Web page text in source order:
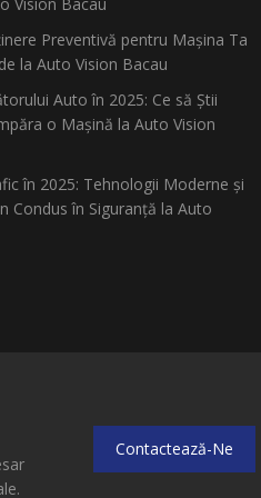
Preventivă pentru Mașina Ta
la Auto Vision Bacau
Auto în 2025: Ce să Știi
o Mașină la Auto Vision
în 2025: Tehnologii Moderne și
Condus în Siguranță la Auto
Contactează-Ne